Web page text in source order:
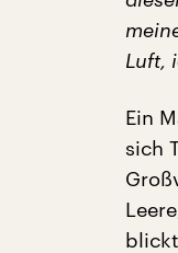
Luft,
Ein
sich